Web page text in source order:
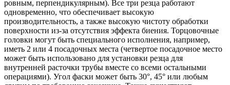
ровным, перпендикулярным). Все три резца работают
одновременно, что обеспечивает высокую
производительность, а также высокую чистоту обработки
поверхности из-за отсутствия эффекта биения. Торцовочные
головки могут быть специального исполнения, например,
иметь 2 или 4 посадочных места (четвертое посадочное место
может быть использовано для установки резца для
внутренней расточки трубы вместе со всеми остальными
операциями). Угол фаски может быть 30°, 45° или любым